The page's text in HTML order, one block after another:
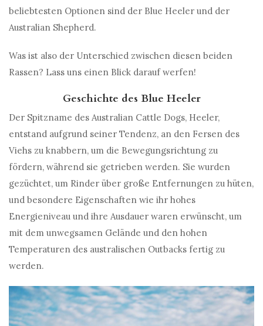
beliebtesten Optionen sind der Blue Heeler und der
Australian Shepherd.
Was ist also der Unterschied zwischen diesen beiden
Rassen? Lass uns einen Blick darauf werfen!
Geschichte des Blue Heeler
Der Spitzname des Australian Cattle Dogs, Heeler,
entstand aufgrund seiner Tendenz, an den Fersen des
Viehs zu knabbern, um die Bewegungsrichtung zu
fördern, während sie getrieben werden. Sie wurden
gezüchtet, um Rinder über große Entfernungen zu hüten,
und besondere Eigenschaften wie ihr hohes
Energieniveau und ihre Ausdauer waren erwünscht, um
mit dem unwegsamen Gelände und den hohen
Temperaturen des australischen Outbacks fertig zu
werden.